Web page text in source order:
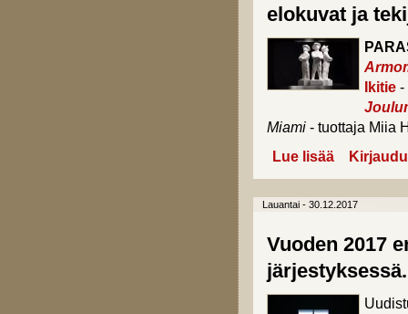
elokuvat ja
Ikitie -
Miami - tuottaja Miia
Lue lisää about
Lauantai - 30.12.2017
Vuoden 2017
järjestyksessä.